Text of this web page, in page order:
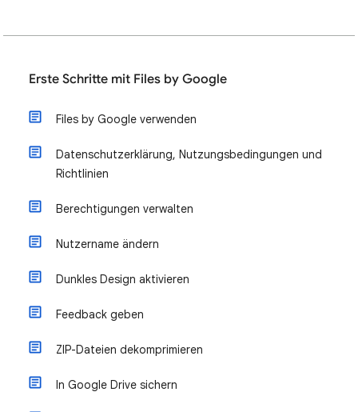
Erste Schritte mit Files by Google
Files by Google verwenden
Datenschutzerklärung, Nutzungsbedingungen und
Richtlinien
Berechtigungen verwalten
Nutzername ändern
Dunkles Design aktivieren
Feedback geben
ZIP-Dateien dekomprimieren
In Google Drive sichern